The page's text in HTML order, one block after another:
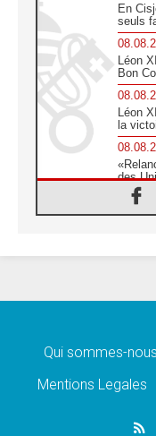
En
seuls
Léon
Bon
Léon
la
des
Signis
de
«La
Qui sommes-
Mentions Legales